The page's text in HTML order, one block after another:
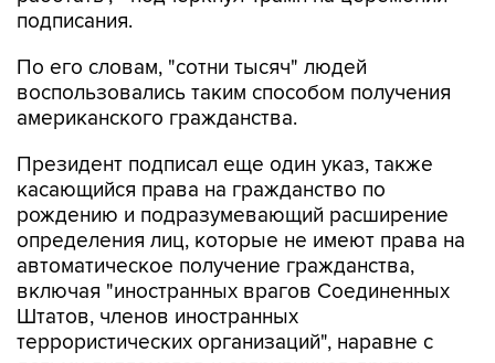
подписания.
По его словам, "сотни тысяч" людей
воспользовались таким способом получения
американского гражданства.
Президент подписал еще один указ, также
касающийся права на гражданство по
рождению и подразумевающий расширение
определения лиц, которые не имеют права на
автоматическое получение гражданства,
включая "иностранных врагов Соединенных
Штатов, членов иностранных
террористических организаций", наравне с